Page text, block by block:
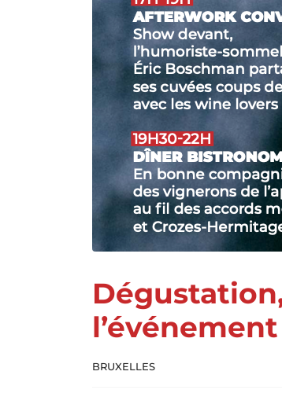
BRUXELLES